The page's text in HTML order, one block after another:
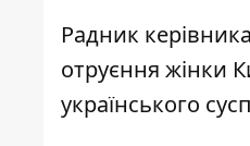
Радник
отруєння жінки
українського